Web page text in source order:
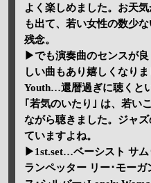
よく楽しめました。お天
も出て、若い女性の数少
残念。
▶でも演奏曲のセンスが
しい曲もあり嬉しくなり
Youth…還暦過ぎに聴くと
｢若気のいたり｣ は、若い
ながら聴きました。ジャ
ていますよね。
▶1st.set…ベーシスト サム
ランペッター リー･モー